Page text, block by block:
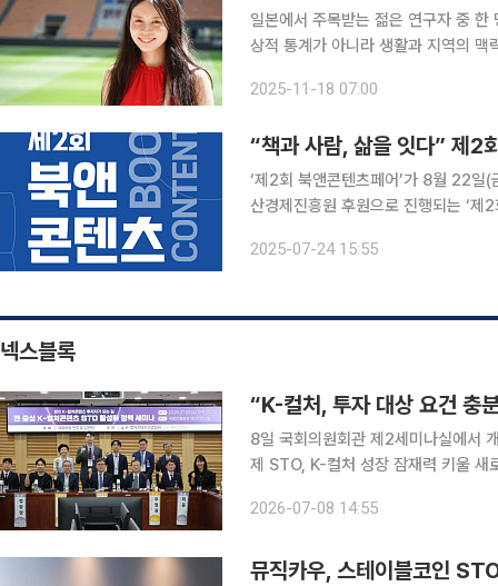
일본에서 주목받는 젊은 연구자 중
상적 통계가 아니라 생활과 지역의 맥
예를 들었다. “저출산임에도 불구하
2025-11-18 07:00
“책과 사람, 삶을 잇다” 제2
‘제2회 북앤콘텐츠페어’가 8월 22일
산경제진흥원 후원으로 진행되는 ‘제
가, 웹 콘텐츠, 전자책 및 플랫폼, 책
2025-07-24 15:55
넥스블록
“K-컬처, 투자 대상 요건 충
8일 국회의원회관 제2세미나실에서
제 STO, K-컬처 성장 잠재력 키울 새
서 이를 기반으로 STO와 디지털자산
2026-07-08 14:55
뮤직카우, 스테이블코인